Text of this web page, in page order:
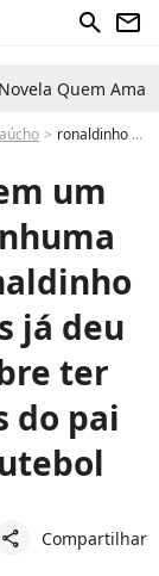
search newsletter
Novela Quem Ama
ronaldinho gaucho série netflix filho craque futebol 'Não me importo nem um pouco. Não sinto nenhuma pressão': filho de Ronaldinho Gaúcho, João Mendes já deu forte declaração sobre ter herdado habilidades do pai multicampeão no futebol
um
já deu
ter
do pai
share Compartilhar